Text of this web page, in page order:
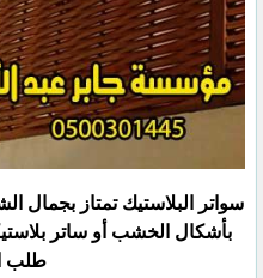
سواتر البلاستيك تمتاز بجمال
بأشكال الخشب أو ساتر
طلب